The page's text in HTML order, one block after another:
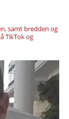
samt bredden og
TikTok og